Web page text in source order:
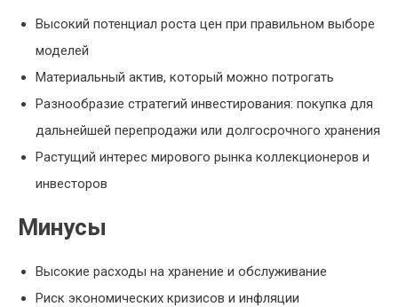
Высокий потенциал роста цен при правильном выборе
моделей
Материальный актив, который можно потрогать
Разнообразие стратегий инвестирования: покупка для
дальнейшей перепродажи или долгосрочного хранения
Растущий интерес мирового рынка коллекционеров и
инвесторов
Минусы
Высокие расходы на хранение и обслуживание
Риск экономических кризисов и инфляции